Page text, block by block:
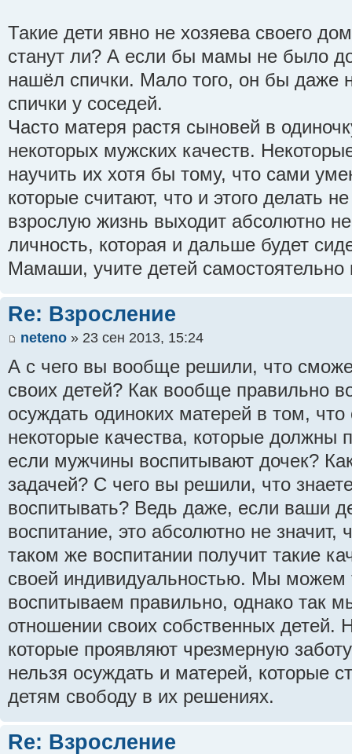
Такие дети явно не хозяева своего
станут ли? А если бы мамы не было
нашёл спички. Мало того, он бы даже
спички у соседей.
Часто матеря растя сыновей в
некоторых мужских качеств.
научить их хотя бы тому, что сами
которые считают, что и этого делать
взрослую жизнь выходит абсолютно
личность, которая и дальше будет
Мамаши, учите детей
Re: Взросление
neteno » 23 сен 2013, 15:24
А с чего вы вообще решили, что
своих детей? Как вообще правильно
осуждать одиноких матерей в том,
некоторые качества, которые должны
если мужчины воспитывают дочек?
задачей? С чего вы решили, что
воспитывать? Ведь даже, если ваши
воспитание, это абсолютно не значит,
таком же воспитании получит такие
своей индивидуальностью. Мы можем
воспитываем правильно, однако так
отношении своих собственных детей.
которые проявляют чрезмерную
нельзя осуждать и матерей, которые
детям свободу в их решениях.
Re: Взросление